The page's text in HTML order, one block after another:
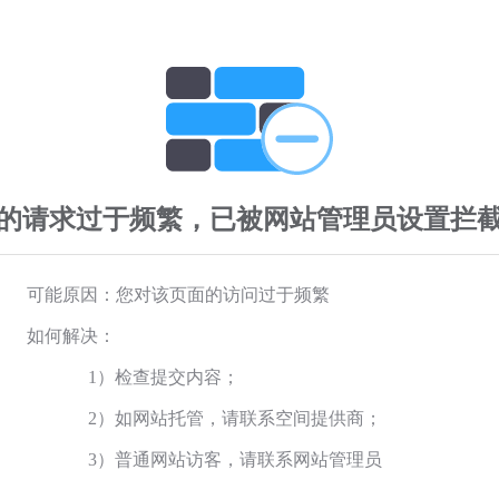
请求过于频繁，已被网站管理员设置拦
可能原因：您对该页面的访问过于频繁
如何解决：
1）检查提交内容；
2）如网站托管，请联系空间提供商；
3）普通网站访客，请联系网站管理员